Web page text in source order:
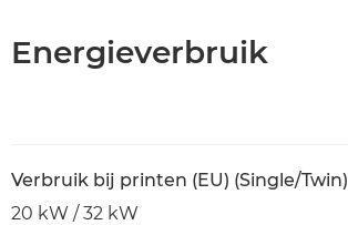
Energieverbruik
Verbruik bij printen (EU) (Single/Twin)
20 kW / 32 kW